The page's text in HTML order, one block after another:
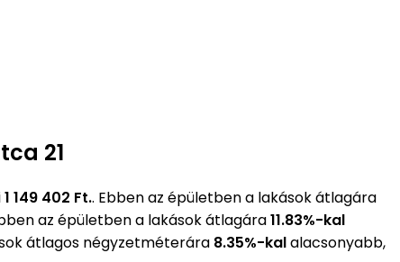
21
1 149 402 Ft.. Ebben az épületben a lakások átlagára
az épületben a lakások átlagára11.83%-kal
átlagos négyzetméterára 8.35%-kalalacsonyabb,